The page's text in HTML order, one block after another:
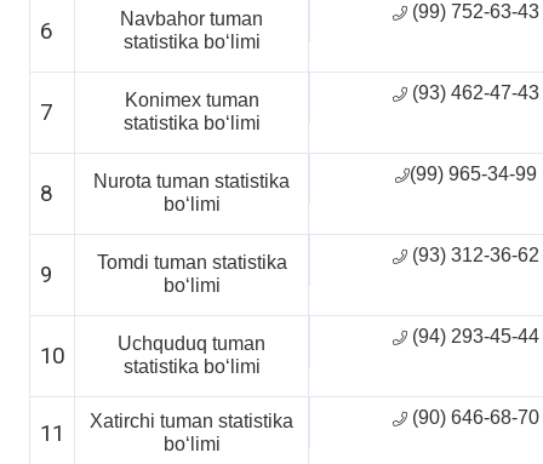
6
Navbahor tuman
statistika boʻlimi
(99) 752-63-43
7
Konimex tuman
statistika boʻlimi
(93) 462-47-43
8
Nurota tuman statistika
boʻlimi
(99) 965-34-99
9
Tomdi tuman statistika
boʻlimi
(93) 312-36-62
10
Uchquduq tuman
statistika boʻlimi
(94) 293-45-44
11
Xatirchi tuman statistika
boʻlimi
(90) 646-68-70